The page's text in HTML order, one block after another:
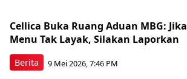
Berita
Cellica Buka Ruang Aduan MBG: Jika
Menu Tak Layak, Silakan Laporkan
9 Mei 2026, 7:46 PM